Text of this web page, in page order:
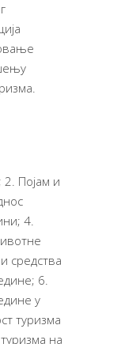
2. Појам и
4.
средства
6.
у
туризма
на